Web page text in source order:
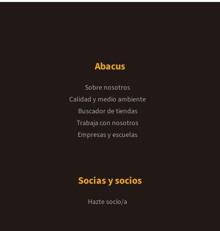
Abacus
Sobre nosotros
Calidad y medio ambiente
Buscador de tiendas
Trabaja con nosotros
Empresas y escuelas
Socias y socios
Hazte socio/a